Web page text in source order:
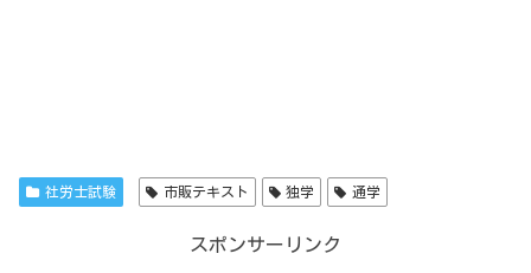
社労士試験 市販テキスト 独学 通学
スポンサーリンク